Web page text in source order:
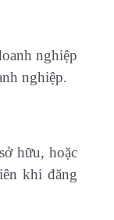
nghiệp
nghiệp.
hữu, hoặc
khi đăng